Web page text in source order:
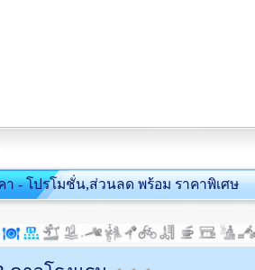
า - โปรโมชั่น,ส่วนลด พร้อม ราคาพิเศษ